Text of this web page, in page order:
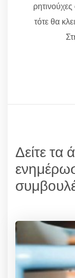
τότε θα
Δείτε τα